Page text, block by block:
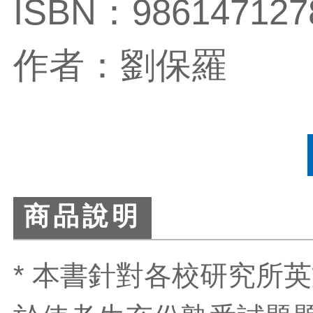
ISBN：
作者：劉保羅
商品說明
* 本書針對各校研究所